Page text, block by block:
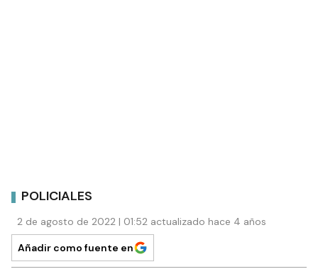
POLICIALES
2 de agosto de 2022 | 01:52 actualizado hace 4 años
Añadir como fuente en